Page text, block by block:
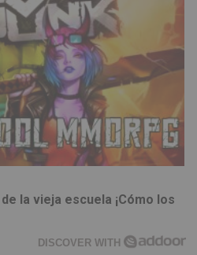
la vieja escuela ¡Cómo los
DISCOVER WITH